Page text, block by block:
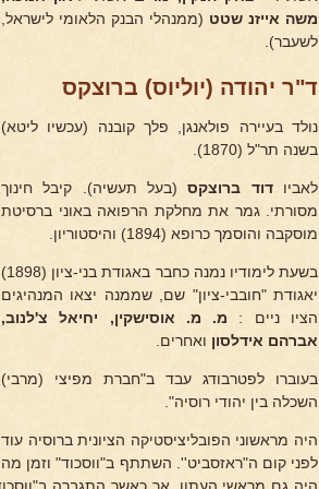
משה אייזנ שטט (ממנהלי הבנק הלאומי לישראל,
לשעבר).
ד"ר יהודה (יוליוס) ברוצקס
נולד בעיירה פולאנגן, פלך קובנה (עכשיו ליטא)
בשנה תר"ל (1870).
לאביודוד ברוצקס(בעל תעשיה). קיבל חינוך
מסורתי. גמר את מחלקת הרפואה באוני ברסיטת
מוסקבה והוסמך כרופא (1894) והיסטוריון.
בשעת לימודיו נמנה כחבר באגודת בני-ציון (1898)
יאגודת "חובבי-ציון" שם, שממנה יצאו המנהיגים
הציו ניים : מ. מ. אוסישקין, יחיאל צ'לנוב,
אברהם אידלסון ואחרים.
בעוברו לפטרבודג עבד ב"חברת מפיצי (מרבי)
השכלה בין יהודי רוסיה".
היה מראשוני הפובליציסטיקה הציונית ברוסיה עוד
לפני קום ה"ראזסביט''. השתתף ב"ווסכוד" וזמן מה